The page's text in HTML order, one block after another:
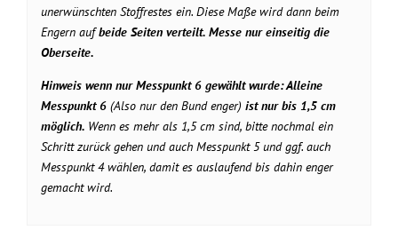
unerwünschten Stoffrestes ein. Diese Maße wird dann beim
Engern aufbeide Seiten verteilt. Messe nureinseitig die
Oberseite.
Hinweis wenn nur Messpunkt 6 gewählt wurde: Alleine
Messpunkt 6 (Also nur den Bund enger) ist nur bis 1,5 cm
möglich. Wenn es mehr als 1,5 cm sind, bitte nochmal ein
Schritt zurück gehen und auch Messpunkt 5 und ggf. auch
Messpunkt 4 wählen, damit es auslaufend bis dahin enger
gemacht wird.